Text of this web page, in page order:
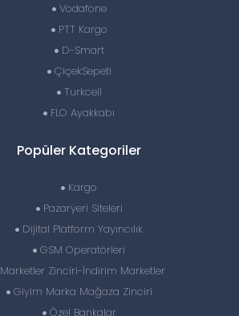
Vodafone
PTT Kargo
D-Smart
ÇiçekSepeti
Turkcell
FLO Ayakkabı
Popüler Kategoriler
Kargo
Pazaryeri Siteleri
Dijital Platform Yayıncılık
GSM Operatörleri
Marketler Zinciri-İndirim Marketler
Giyim Marka Mağaza Zinciri
Özel Bankalar